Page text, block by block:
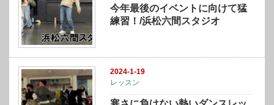
今年最後のイベントに向けて猛
練習！/浜松六間スタジオ
2024-1-19
レッスン